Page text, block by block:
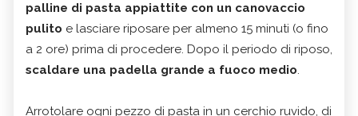
palline di pasta appiattite con un canovaccio
pulito e lasciare riposare per almeno 15 minuti (o fino
a 2 ore) prima di procedere. Dopo il periodo di riposo,
scaldare una padella grande a fuoco medio.
Arrotolare ogni pezzo di pasta in un cerchio ruvido, di